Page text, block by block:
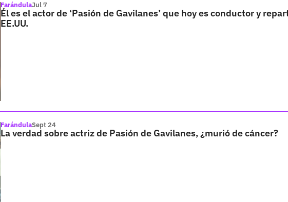
FarándulaJul 7
Él es el actor de ‘Pasión de Gavilanes’ que hoy es conductor y
EE.UU.
FarándulaSept 24
La verdad sobre actriz de Pasión de Gavilanes, ¿murió de cáncer?